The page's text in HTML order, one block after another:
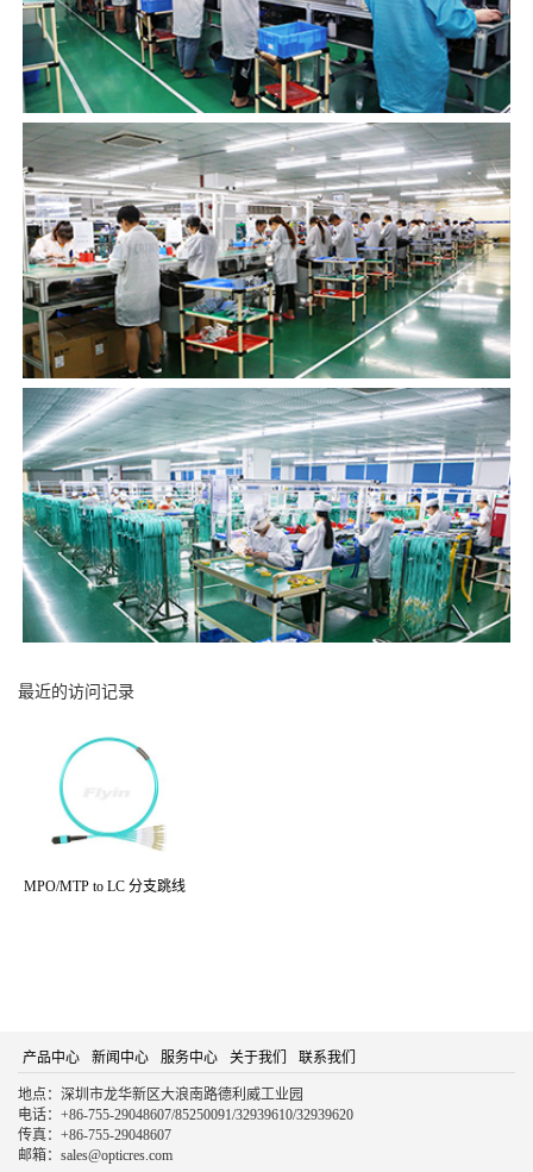
最近的访问记录
MPO/MTP to LC 分支跳线
产品中心 新闻中心 服务中心 关于我们 联系我们
地点：深圳市龙华新区大浪南路德利威工业园
电话：+86-755-29048607/85250091/32939610/32939620
传真：+86-755-29048607
邮箱：sales@opticres.com